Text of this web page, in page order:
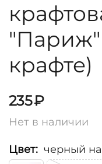
крафте)
235₽
Нет в наличии
Цвет: черный